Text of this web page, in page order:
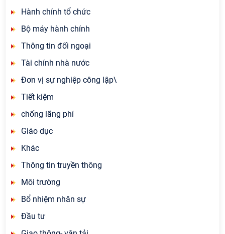
Hành chính tổ chức
Bộ máy hành chính
Thông tin đối ngoại
Tài chính nhà nước
Đơn vị sự nghiệp công lập\
Tiết kiệm
chống lãng phí
Giáo dục
Khác
Thông tin truyền thông
Môi trường
Bổ nhiệm nhân sự
Đầu tư